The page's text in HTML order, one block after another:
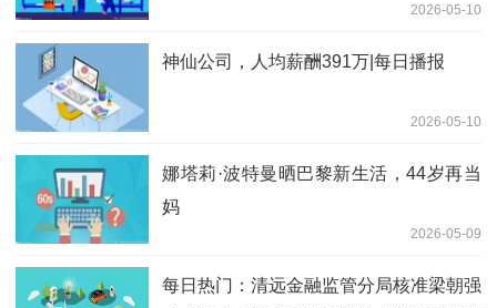
2026-05-10
神仙公司，人均薪酬391万|每日播报
2026-05-10
娜塔莉·波特曼晒巴黎新生活，44岁再当
妈
2026-05-09
每日热门：清远金融监管分局核准梁朝强